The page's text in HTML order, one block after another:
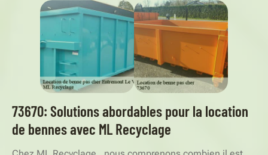
73670: Solutions abordables pour la location
de bennes avec ML Recyclage